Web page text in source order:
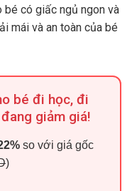
bé có giấc ngủ ngon và
mái và an toàn của bé
bé đi học, đi
giảm giá!
so với giá gốc
)